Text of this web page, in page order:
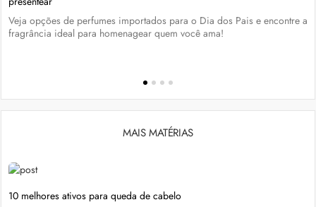
Veja opções de perfumes importados para o Dia dos Pais e encontre a
fragrância ideal para homenagear quem você ama!
MAIS MATÉRIAS
10 melhores ativos para queda de cabelo